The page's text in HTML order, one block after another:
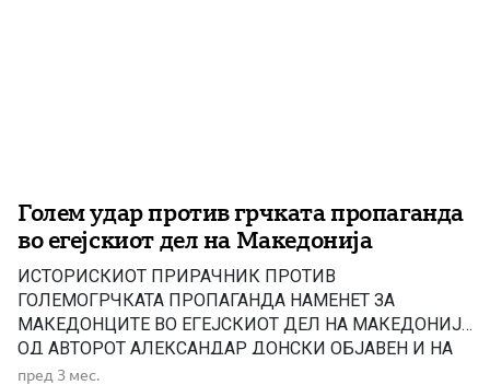
Голем удар против грчката пропаганда
во егејскиот дел на Македонија
ИСТОРИСКИOT ПРИРАЧНИК ПРОТИВ
ГОЛЕМОГРЧКАТА ПРОПАГАНДА НАМЕНЕТ ЗА
МАКЕДОНЦИТЕ ВО ЕГEЈСКИОТ ДЕЛ НА МАКЕДОНИЈА
ОД АВТОРОТ АЛЕКСАНДАР ДОНСКИ ОБЈАВЕН И НА
ГРЧКИ ЈАЗИК! Пред извесно време МН објави
пред 3 мес.